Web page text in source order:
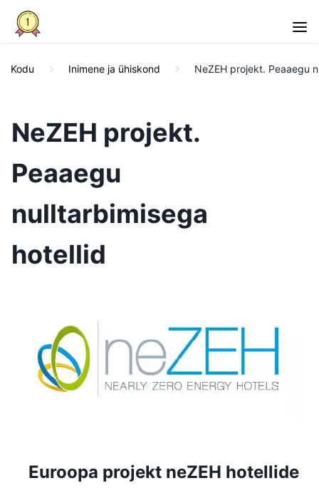
Kodu Inimene ja ühiskond NeZEH projekt. Peaaegu
NeZEH projekt.
Peaaegu
nulltarbimisega
hotellid
Euroopa projekt neZEH hotellide